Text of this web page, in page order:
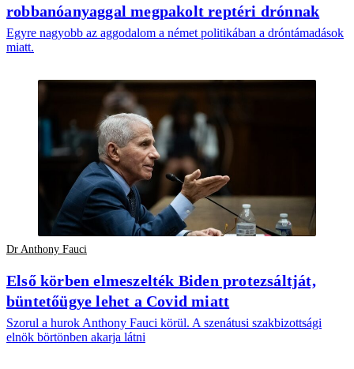
robbanóanyaggal megpakolt reptéri drónnak
Egyre nagyobb az aggodalom a német politikában a dróntámadások
miatt.
Dr Anthony Fauci
Első körben elmeszelték Biden protezsáltját,
büntetőügye lehet a Covid miatt
Szorul a hurok Anthony Fauci körül. A szenátusi szakbizottsági
elnök börtönben akarja látni